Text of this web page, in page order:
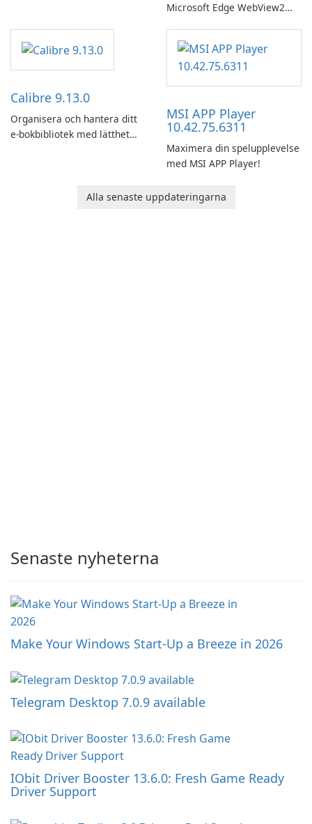
Microsoft Edge WebView2
Calibre 9.13.0
Organisera och hantera ditt
e-bokbibliotek med lätthet
MSI APP Player
10.42.75.6311
Maximera din spelupplevelse
med MSI APP Player!
Alla senaste uppdateringarna
Senaste nyheterna
Make Your Windows Start-Up a Breeze in 2026
Telegram Desktop 7.0.9 available
IObit Driver Booster 13.6.0: Fresh Game Ready
Driver Support